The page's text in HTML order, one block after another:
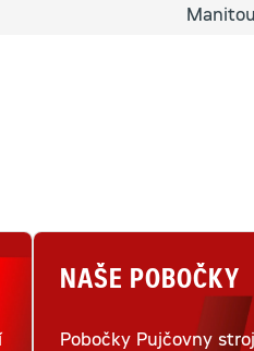
NAŠE POBOČKY
Pobočky Pujčovny